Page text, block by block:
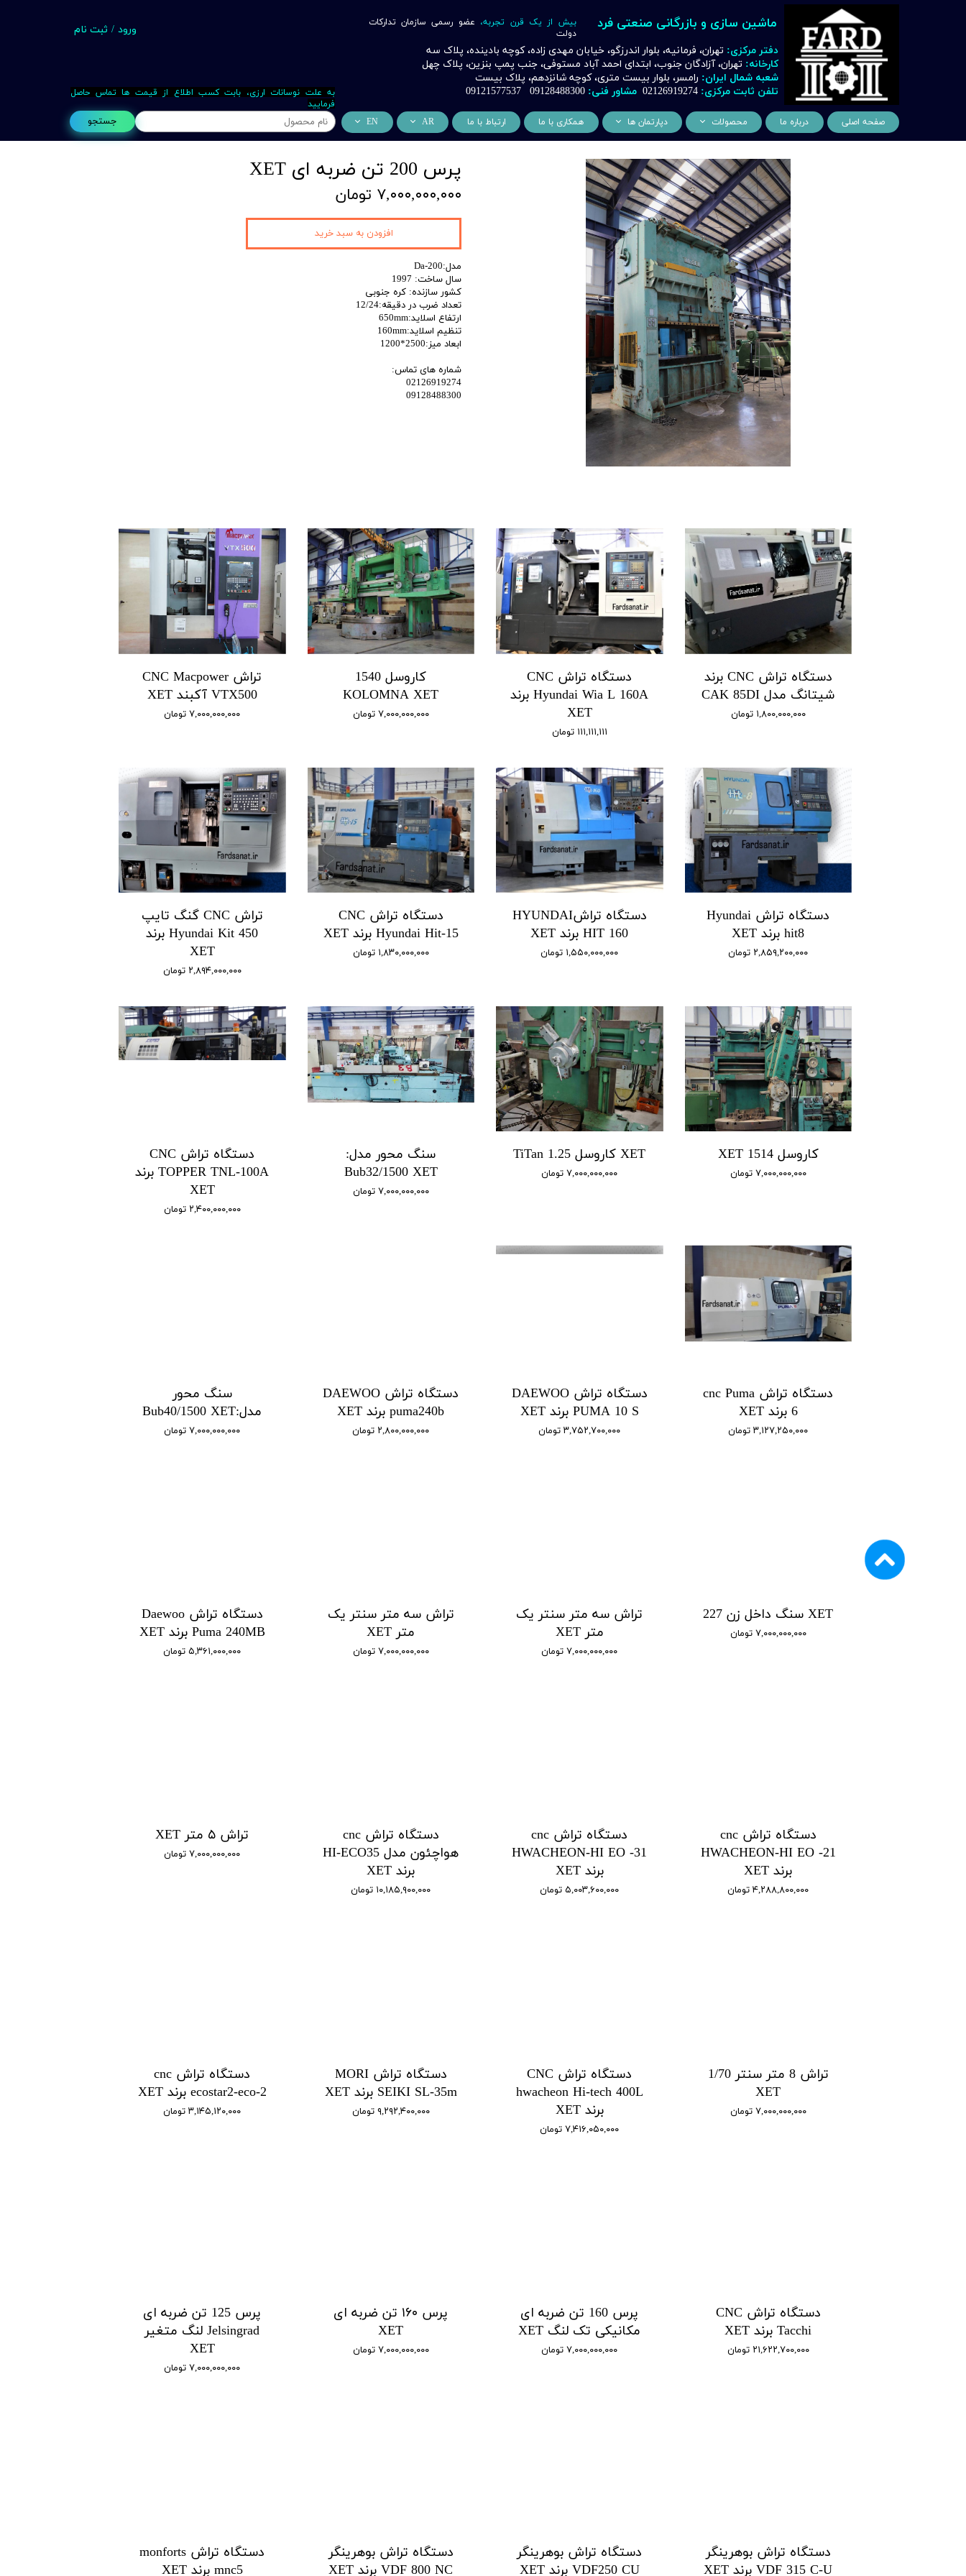
جستجو
دفتر مرکزی: تهران، فرمانیه، بلوار اندرزگو، خیابان مهدی زاده، کوچه بادینده، پلاک سه
کارخانه: تهران، آزادگان جنوب، ابتدای احمد آباد مستوفی، جنب پمپ بنزین، پلاک چهل
شعبه شمال ایران: رامسر، بلوار بیست متری، کوچه شانزدهم، پلاک بیست
تلفن ثابت مرکزی: 02126919274 مشاور فنی:
ماشین سازی و بازرگانی صنعتی فرد بیش از یک قرن تجربه، عضو رسمی سازمان تدارکات
دولت
ورود / ثبت نام
سفارشات
خروج از حساب کاربری
صفحه اصلی درباره ما محصولات
ماشین آلات و تجهیزات تراشکاری
ماشین آلات و تجهیزات برشکاری
ماشین آلات و تجهیزات جوشکاری
ماشین آلات و تجهیزات پاشش
ماشین آلات و تجهیزات چوب
ماشین آلات و تجهیزات بتن
ماشین آلات و تجهیزات پرسکاری
ماشین آلات و تجهیزات کارگاهی
ماشین آلات و تجهیزات رباتیک
مصالح ساختمان
شیمی ساختمان
دپارتمان ها
دکوراسیون فرد
نیروگاه خورشیدی فرد
اتوماسیون صنعتی IoT فرد
همکاری با ما ارتباط با ما AR
التعاون التجاري
EN
Business Cooperation
به علت نوسانات ارزی، بابت کسب اطلاع از قیمت ها تماس حاصل
فرمایید
پرس 200 تن ضربه ای XET
۷,۰۰۰,۰۰۰,۰۰۰ تومان
مدل:Da-200
سال ساخت: 1997
کشور سازنده: کره جنوبی
تعداد ضرب در دقیقه:12/24
ارتفاع اسلاید:650mm
تنظیم اسلاید:160mm
ابعاد میز:2500*1200
شماره های تماس:
02126919274
09128488300
افزودن به سبد خرید
دستگاه تراش CNC برند
شیتانگ مدل CAK 85DI
۱,۸۰۰,۰۰۰,۰۰۰ تومان
دستگاه تراش CNC
Hyundai Wia L 160A برند
XET
۱۱۱,۱۱۱,۱۱۱ تومان
کاروسل 1540
KOLOMNA XET
۷,۰۰۰,۰۰۰,۰۰۰ تومان
تراش CNC Macpower
VTX500 آکبند XET
۷,۰۰۰,۰۰۰,۰۰۰ تومان
دستگاه تراش Hyundai
hit8 برند XET
۲,۸۵۹,۲۰۰,۰۰۰ تومان
دستگاه تراشHYUNDAI
HIT 160 برند XET
۱,۵۵۰,۰۰۰,۰۰۰ تومان
دستگاه تراش CNC
Hyundai Hit-15 برند XET
۱,۸۳۰,۰۰۰,۰۰۰ تومان
تراش CNC گنگ تایپ
Hyundai Kit 450 برند
XET
۲,۸۹۴,۰۰۰,۰۰۰ تومان
کاروسل 1514 XET
۷,۰۰۰,۰۰۰,۰۰۰ تومان
XET کاروسل 1.25 TiTan
۷,۰۰۰,۰۰۰,۰۰۰ تومان
سنگ محور مدل:
Bub32/1500 XET
۷,۰۰۰,۰۰۰,۰۰۰ تومان
دستگاه تراش CNC
TOPPER TNL-100A برند
XET
۲,۴۰۰,۰۰۰,۰۰۰ تومان
دستگاه تراش cnc Puma
6 برند XET
۳,۱۲۷,۲۵۰,۰۰۰ تومان
دستگاه تراش DAEWOO
PUMA 10 S برند XET
۳,۷۵۲,۷۰۰,۰۰۰ تومان
دستگاه تراش DAEWOO
puma240b برند XET
۲,۸۰۰,۰۰۰,۰۰۰ تومان
سنگ محور
مدل:Bub40/1500 XET
۷,۰۰۰,۰۰۰,۰۰۰ تومان
XET سنگ داخل زن 227
۷,۰۰۰,۰۰۰,۰۰۰ تومان
تراش سه متر سنتر یک
متر XET
۷,۰۰۰,۰۰۰,۰۰۰ تومان
تراش سه متر سنتر یک
متر XET
۷,۰۰۰,۰۰۰,۰۰۰ تومان
دستگاه تراش Daewoo
Puma 240MB برند XET
۵,۳۶۱,۰۰۰,۰۰۰ تومان
دستگاه تراش cnc
HWACHEON-HI EO -21
برند XET
۴,۲۸۸,۸۰۰,۰۰۰ تومان
دستگاه تراش cnc
HWACHEON-HI EO -31
برند XET
۵,۰۰۳,۶۰۰,۰۰۰ تومان
دستگاه تراش cnc
هواچئون مدل HI-ECO35
برند XET
۱۰,۱۸۵,۹۰۰,۰۰۰ تومان
تراش ۵ متر XET
۷,۰۰۰,۰۰۰,۰۰۰ تومان
تراش 8 متر سنتر 1/70
XET
۷,۰۰۰,۰۰۰,۰۰۰ تومان
دستگاه تراش CNC
hwacheon Hi-tech 400L
برند XET
۷,۴۱۶,۰۵۰,۰۰۰ تومان
دستگاه تراش MORI
SEIKI SL-35m برند XET
۹,۲۹۲,۴۰۰,۰۰۰ تومان
دستگاه تراش cnc
ecostar2-eco-2 برند XET
۳,۱۴۵,۱۲۰,۰۰۰ تومان
دستگاه تراش CNC
Tacchi برند XET
۲۱,۶۲۲,۷۰۰,۰۰۰ تومان
پرس 160 تن ضربه ای
مکانیکی تک لنگ XET
۷,۰۰۰,۰۰۰,۰۰۰ تومان
پرس ۱۶۰ تن ضربه ای
XET
۷,۰۰۰,۰۰۰,۰۰۰ تومان
پرس 125 تن ضربه ای
Jelsingrad لنگ متغیر
XET
۷,۰۰۰,۰۰۰,۰۰۰ تومان
دستگاه تراش بوهرینگر
VDF 315 C-U برند XET
دستگاه تراش بوهرینگر
VDF250 CU برند XET
دستگاه تراش بوهرینگر
VDF 800 NC برند XET
دستگاه تراش monforts
mnc5 برند XET